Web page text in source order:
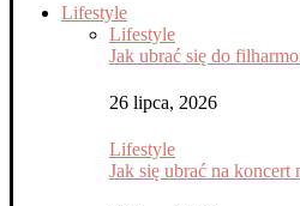
Lifestyle
Lifestyle
Jak ubrać się do
26 lipca, 2026
Lifestyle
Jak się ubrać na koncert